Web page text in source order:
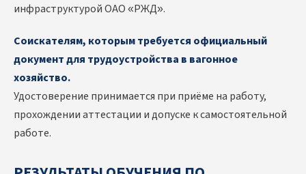
инфраструктурой ОАО «РЖД».
Соискателям, которым требуется официальный
документ для трудоустройства в вагонное
хозяйство.
Удостоверение принимается при приёме на работу,
прохождении аттестации и допуске к самостоятельной
работе.